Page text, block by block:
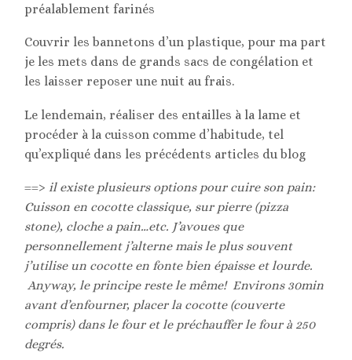
préalablement farinés
Couvrir les bannetons d’un plastique, pour ma part
je les mets dans de grands sacs de congélation et
les laisser reposer une nuit au frais.
Le lendemain, réaliser des entailles à la lame et
procéder à la cuisson comme d’habitude, tel
qu’expliqué dans les précédents articles du blog
==>il existe plusieurs options pour cuire son pain:
Cuisson en cocotte classique, sur pierre (pizza
stone), cloche a pain…etc. J’avoues que
personnellement j’alterne mais le plus souvent
j’utilise un cocotte en fonte bien épaisse et lourde.
Anyway, le principe reste le même! Environs 30min
avant d’enfourner, placer la cocotte (couverte
compris) dans le four et le préchauffer le four à 250
degrés.